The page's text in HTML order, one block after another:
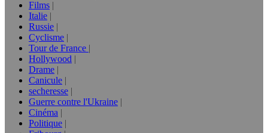
Films
Italie
Russie
Cyclisme
Tour de France
Hollywood
Drame
Canicule
secheresse
Guerre contre l'Ukraine
Cinéma
Politique